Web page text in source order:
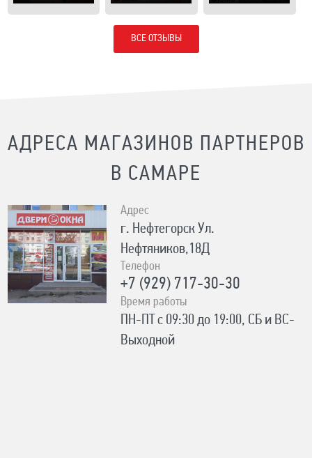
ВСЕ ОТЗЫВЫ
АДРЕСА МАГАЗИНОВ ПАРТНЕРОВ
В САМАРЕ
Адрес
г. Нефтегорск Ул.
Нефтяников,18Д
Телефон
+7 (929) 717-30-30
Время работы
ПН-ПТ с 09:30 до 19:00, СБ и ВС-
Выходной